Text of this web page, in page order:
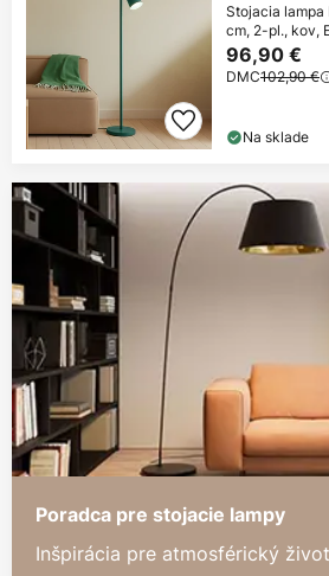
Stojacia lampa
cm, 2-pl., kov,
96,90 €
DMC102,90 €
Na sklade
Poradca pre stojacie lampy
Inšpirácia pre atmosférický život